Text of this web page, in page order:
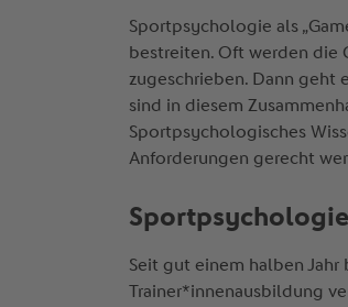
Sportpsychologie als
bestreiten. Oft werden die
zugeschrieben. Dann geht
sind in diesem
Sportpsychologisches
Anforderungen gerecht
Seit gut einem halben
Trainer*innenausbildung